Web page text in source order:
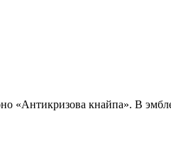
«Антикризова кнайпа». В